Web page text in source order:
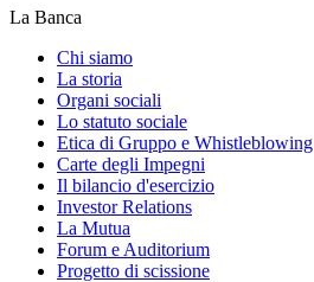
La Banca
Chi siamo
La storia
Organi sociali
Lo statuto sociale
Etica di Gruppo e Whistleblowing
Carte degli Impegni
Il bilancio d'esercizio
Investor Relations
La Mutua
Forum e Auditorium
Progetto di scissione